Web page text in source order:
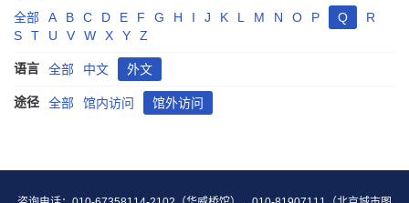
全部
A B C D E F G H I J K L M N O P Q
R
S
T U V W X Y Z
语言 全部 中文 外文
途径 全部 馆内访问 馆外访问